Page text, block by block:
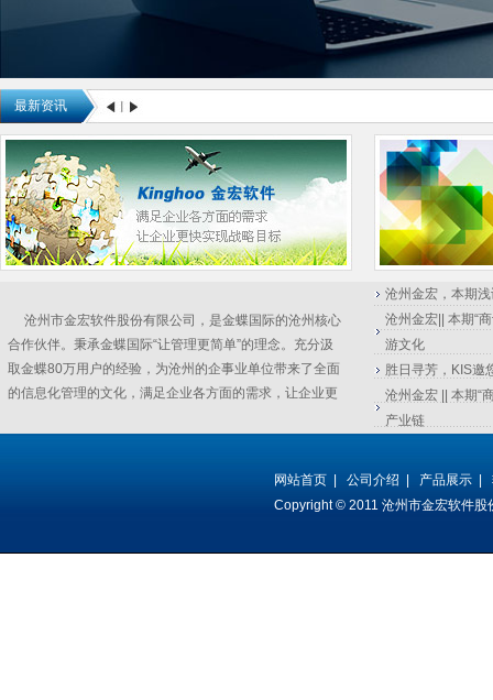
最新资讯
沧州市金宏软件股份有限公司，是金蝶国际的沧州核心
合作伙伴。秉承金蝶国际“让管理更简单”的理念。充分汲
取金蝶80万用户的经验，为沧州的企事业单位带来了全面
的信息化管理的文化，满足企业各方面的需求，让企业更
沧州金宏，本期
沧州金宏|| 本期“
游文化
胜日寻芳，KIS邀
沧州金宏 || 本期“
产业链
网站首页| 公司介绍 产品展示|
Copyright © 2011 沧州市金宏软件